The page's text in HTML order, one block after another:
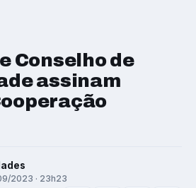
Conselho de
assinam
2023 · 23h23